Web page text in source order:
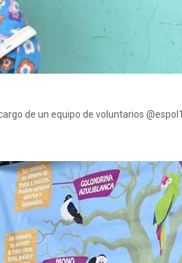
de un equipo de voluntarios @espol1